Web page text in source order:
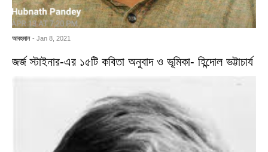
আবহমান - Jan 8, 2021
জর্জ স্টাইনার-এর ১৫টি কবিতা অনুবাদ ও ভূমিকা- হিন্দোল ভট্টাচার্য